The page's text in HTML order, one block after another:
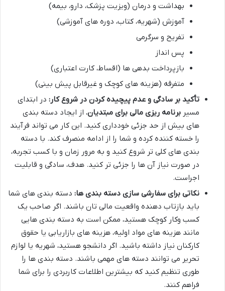
بهداشت و درمان (ویزیت پزشک، دارو، بیمه)
آموزش (شهریه، کتاب، دوره های آموزشی)
تفریح و سرگرمی
پس انداز
بازپرداخت بدهی ها (اقساط، کارت اعتباری)
متفرقه (هزینه های کوچک و غیرقابل پیش بینی)
تأکید بر سادگی و عدم پیچیده کردن در شروع کار: در ابتدای
مسیر برنامه ریزی مالی برای مبتدیان، از ایجاد دسته بندی
های بیش از حد جزئی خودداری کنید. این کار می تواند فرآیند
را خسته کننده کرده و شما را از ادامه منصرف کند. با دسته
بندی های کلی تر شروع کنید و به مرور زمان و با کسب تجربه،
در صورت نیاز آن ها را جزئی تر کنید. هدف، سادگی و قابلیت
اجراست.
نکاتی برای سفارشی سازی دسته بندی ها: دسته بندی های شما
باید بازتاب دهنده واقعیت مالی تان باشند. اگر صاحب یک
کسب وکار کوچک هستید، ممکن است به دسته بندی هایی
مانند هزینه های مواد اولیه، هزینه های بازاریابی یا حقوق
کارکنان نیاز داشته باشید. اگر دانشجو هستید، شهریه یا لوازم
تحریر می توانند دسته های مهمی باشند. دسته بندی ها را
طوری تنظیم کنید که بیشترین اطلاعات کاربردی را برای شما
فراهم کنند.